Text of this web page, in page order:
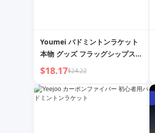
Youmei バドミントンラケット
本物 グッズ フラッグシップスト
ア オフェンシブ メンズ＆レディ
ーボン 超軽量 耐久性 トレーニ
ング シングル＆ダブル ラケット
$18.17$24.22